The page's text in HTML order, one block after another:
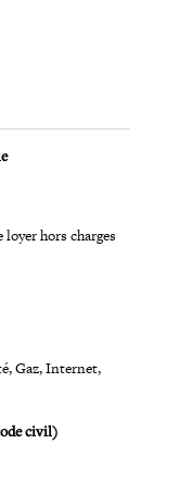
loyer hors charges
Gaz, Internet,
civil)